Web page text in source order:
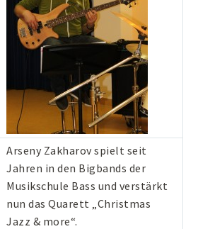
Arseny Zakharov spielt seit
Jahren in den Bigbands der
Musikschule Bass und verstärkt
nun das Quarett „Christmas
Jazz & more“.